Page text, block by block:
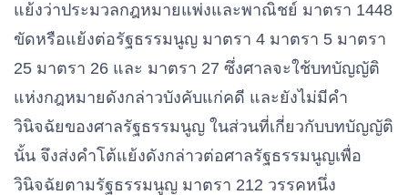
แย้งว่าประมวลกฎหมายแพ่งและพาณิชย์ มาตรา 1448
ขัดหรือแย้งต่อรัฐธรรมนูญ มาตรา 4 มาตรา 5 มาตรา
25 มาตรา 26 และ มาตรา 27 ซึ่งศาลจะใช้บทบัญญัติ
แห่งกฎหมายดังกล่าวบังคับแก่คดี และยังไม่มีคํา
วินิจฉัยของศาลรัฐธรรมนูญ ในส่วนที่เกี่ยวกับบทบัญญัติ
นั้น จึงส่งคําโต้แย้งดังกล่าวต่อศาลรัฐธรรมนูญเพื่อ
วินิจฉัยตามรัฐธรรมนูญ มาตรา 212 วรรคหนึ่ง